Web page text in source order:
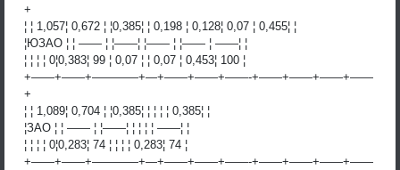
+
¦ ¦ 1,057¦ 0,672 ¦ ¦0,385¦ ¦ 0,198 ¦ 0,128¦ 0,07 ¦ 0,455¦ ¦
¦ЮЗАО ¦ ¦ —— ¦ ¦——¦ ¦—— ¦ ¦—— ¦ ——¦ ¦
¦ ¦ ¦ ¦ 0¦0,383¦ 99 ¦ 0,07 ¦ ¦ 0,07 ¦ 0,453¦ 100 ¦
+——+——+————+—+——+——+——-+——+——+——+——
+
¦ ¦ 1,089¦ 0,704 ¦ ¦0,385¦ ¦ ¦ ¦ ¦ 0,385¦ ¦
¦ЗАО ¦ ¦ —— ¦ ¦——¦ ¦ ¦ ¦ ¦ ——¦ ¦
¦ ¦ ¦ ¦ 0¦0,283¦ 74 ¦ ¦ ¦ ¦ 0,283¦ 74 ¦
+——+——+————+—+——+——+——-+——+——+——+——